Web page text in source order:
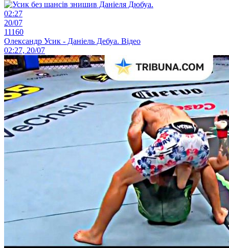
02:27
20/07
11160
Олександр Усик - Даніель Дебуа. Відео
02:27, 20/07